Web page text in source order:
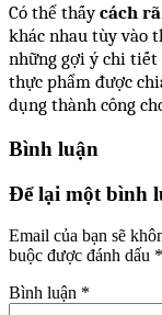
Có thể thấycách
khác nhau tùy vào
những gợi ý chi tiết
thực phẩm được
dụng thành công
Bình luận
Để lại một bình
Email của bạn sẽ
buộc được đánh dấu *
Bình luận *